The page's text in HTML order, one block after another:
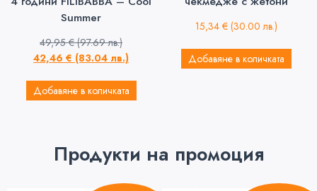
Summer
49,95€ (97.69 лв.)
42,46 € (83.04 лв.)
Добавяне в количката
15,34 € (30.00 лв.)
Добавяне в количката
Продукти на промоция